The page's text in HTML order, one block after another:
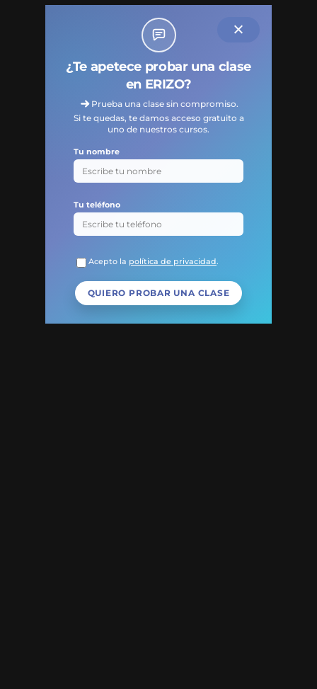
¿Te apetece probar una clase
en ERIZO?
Prueba una clase sin compromiso.
Si te quedas, te damos acceso gratuito a
uno de nuestros cursos.
Tu nombre
Tu teléfono
Acepto la política de privacidad.